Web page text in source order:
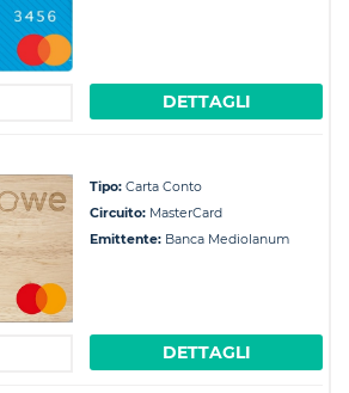
DETTAGLI
Tipo: Carta Conto
Circuito: MasterCard
Emittente: Banca Mediolanum
DETTAGLI